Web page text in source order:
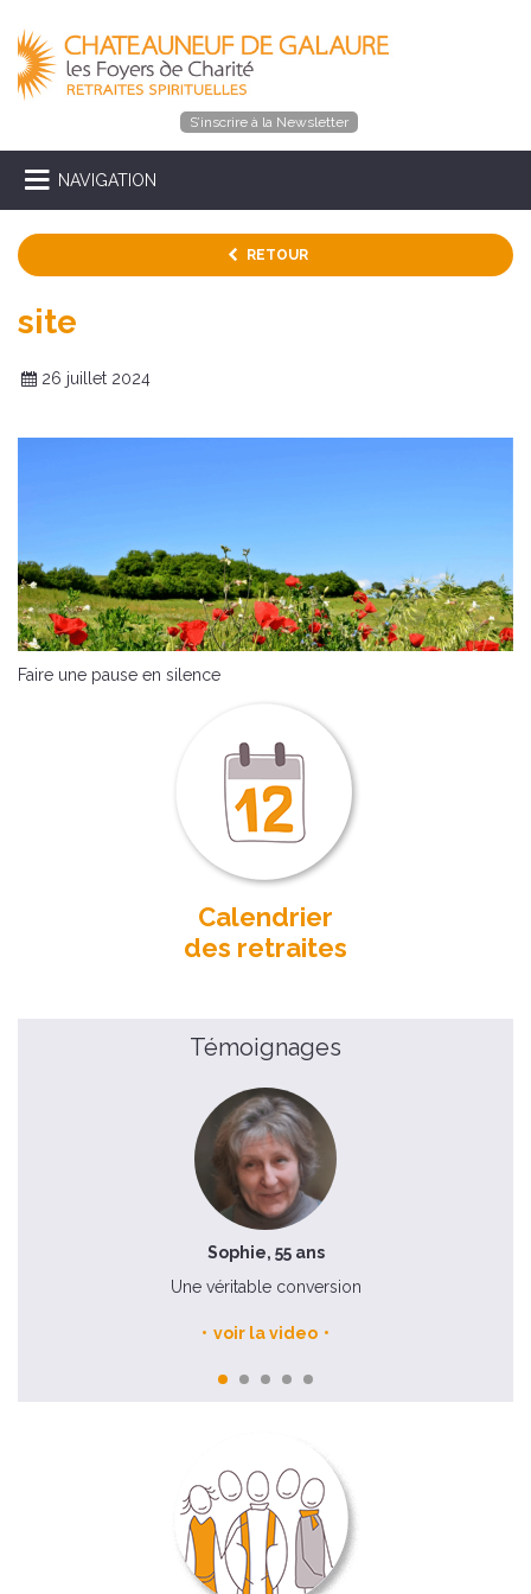
S’inscrire à la Newsletter
NAVIGATION
RETOUR
site
26 juillet 2024
Faire une pause en silence
Calendrier
des retraites
Témoignages
Sophie, 55 ans
Une véritable conversion
voir la video